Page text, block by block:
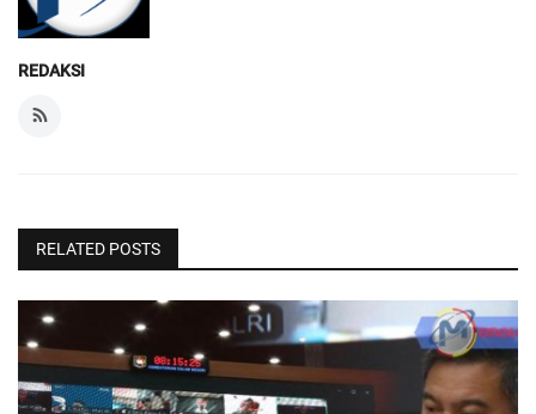
REDAKSI
RELATED POSTS